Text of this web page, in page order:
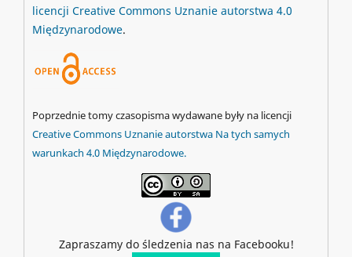
licencji Creative Commons Uznanie autorstwa 4.0
Międzynarodowe.
Poprzednie tomy czasopisma wydawane były na licencji
Creative Commons Uznanie autorstwa Na tych samych
warunkach 4.0 Międzynarodowe.
Zapraszamy do śledzenia nas na Facebooku!